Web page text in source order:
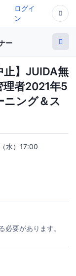
ログイ
ン
ー
止】JUIDA無
理者2021年5
ニング＆ス
水）17:00
必要があります。